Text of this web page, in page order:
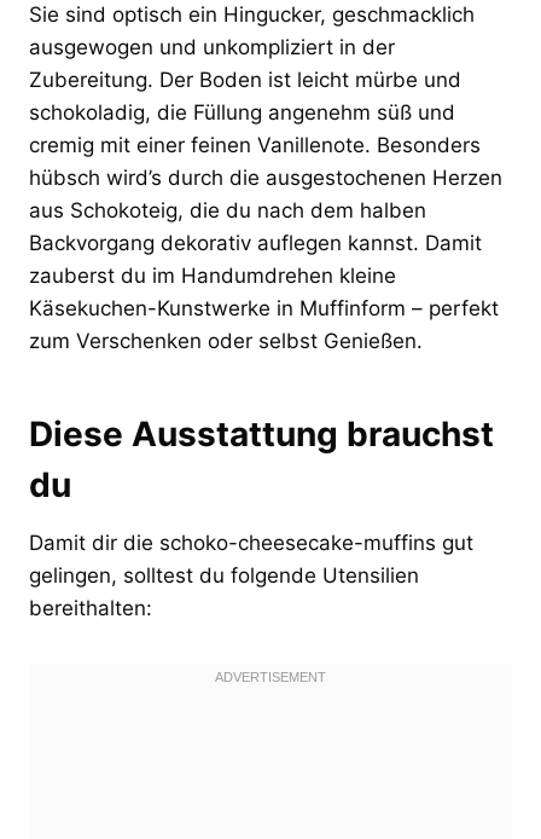
Sie sind optisch ein Hingucker, geschmacklich
ausgewogen und unkompliziert in der
Zubereitung. Der Boden ist leicht mürbe und
schokoladig, die Füllung angenehm süß und
cremig mit einer feinen Vanillenote. Besonders
hübsch wird’s durch die ausgestochenen Herzen
aus Schokoteig, die du nach dem halben
Backvorgang dekorativ auflegen kannst. Damit
zauberst du im Handumdrehen kleine
Käsekuchen-Kunstwerke in Muffinform – perfekt
zum Verschenken oder selbst Genießen.
Diese Ausstattung brauchst
du
Damit dir die schoko-cheesecake-muffins gut
gelingen, solltest du folgende Utensilien
bereithalten: